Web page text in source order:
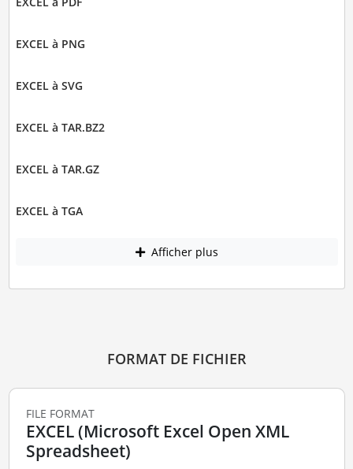
EXCEL à PNG
EXCEL à SVG
EXCEL à TAR.BZ2
EXCEL à TAR.GZ
EXCEL à TGA
Afficher plus
FORMAT DE FICHIER
FILE FORMAT
EXCEL (Microsoft Excel Open XML
Spreadsheet)